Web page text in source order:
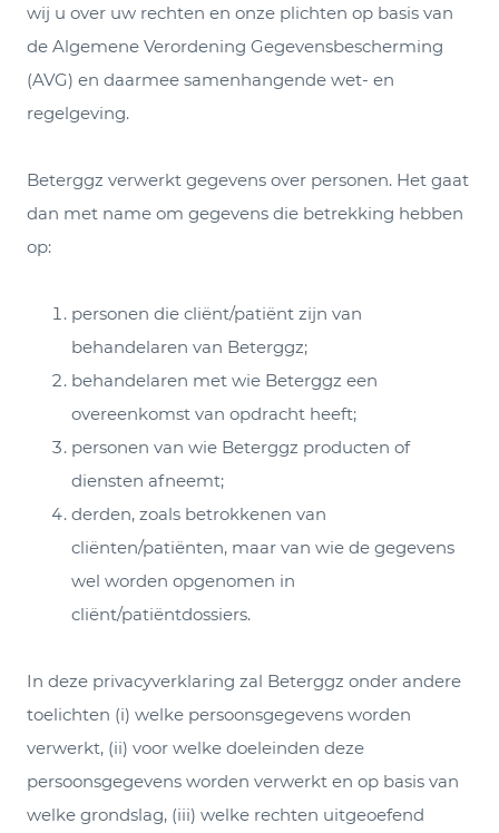
wij u over uw rechten en onze plichten op basis van
de Algemene Verordening Gegevensbescherming
(AVG) en daarmee samenhangende wet- en
regelgeving.
Beterggz verwerkt gegevens over personen. Het gaat
dan met name om gegevens die betrekking hebben
op:
personen die cliënt/patiënt zijn van
behandelaren van Beterggz;
behandelaren met wie Beterggz een
overeenkomst van opdracht heeft;
personen van wie Beterggz producten of
diensten afneemt;
derden, zoals betrokkenen van
cliënten/patiënten, maar van wie de gegevens
wel worden opgenomen in
cliënt/patiëntdossiers.
In deze privacyverklaring zal Beterggz onder andere
toelichten (i) welke persoonsgegevens worden
verwerkt, (ii) voor welke doeleinden deze
persoonsgegevens worden verwerkt en op basis van
welke grondslag, (iii) welke rechten uitgeoefend